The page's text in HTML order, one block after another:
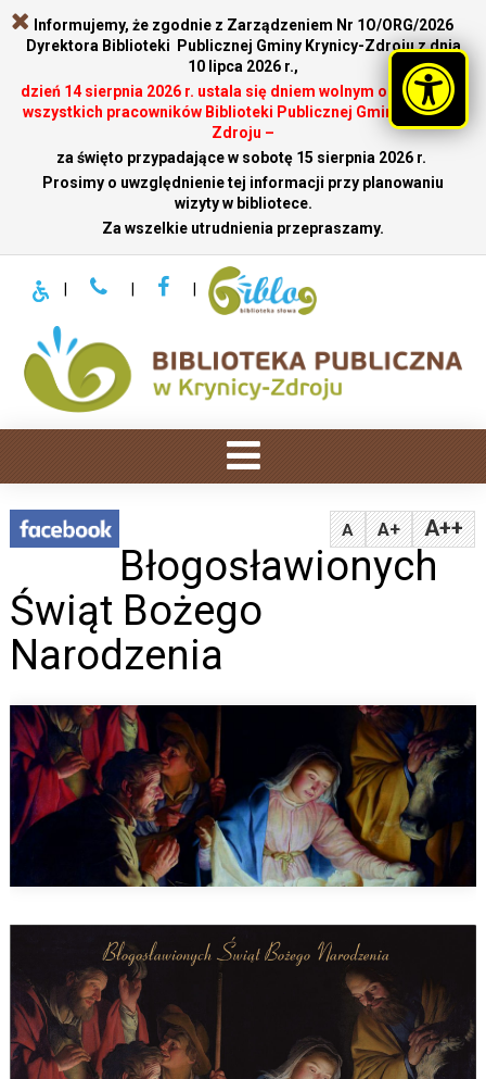
Informujemy, że zgodnie z Zarządzeniem Nr 1O/ORG/2026
Dyrektora Biblioteki Publicznej Gminy Krynicy-Zdroju z dnia
10 lipca 2026 r.,
dzień 14 sierpnia 2026 r. ustala się dniem wolnym od pracy dla
wszystkich pracowników Biblioteki Publicznej Gminy Krynicy-
Zdroju –
za święto przypadające w sobotę 15 sierpnia 2026 r.
Prosimy o uwzględnienie tej informacji przy planowaniu
wizyty w bibliotece.
Za wszelkie utrudnienia przepraszamy.
A A+ A++
Błogosławionych
Świąt Bożego
Narodzenia